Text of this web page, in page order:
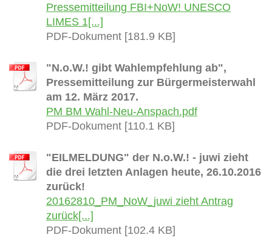
Pressemitteilung FBI+NoW! UNESCO
LIMES 1[...]
PDF-Dokument [181.9 KB]
"N.o.W.! gibt Wahlempfehlung ab",
Pressemitteilung zur Bürgermeisterwahl
am 12. März 2017.
PM BM Wahl-Neu-Anspach.pdf
PDF-Dokument [110.1 KB]
"EILMELDUNG" der N.o.W.! - juwi zieht
die drei letzten Anlagen heute, 26.10.2016
zurück!
20162810_PM_NoW_juwi zieht Antrag
zurück[...]
PDF-Dokument [102.4 KB]